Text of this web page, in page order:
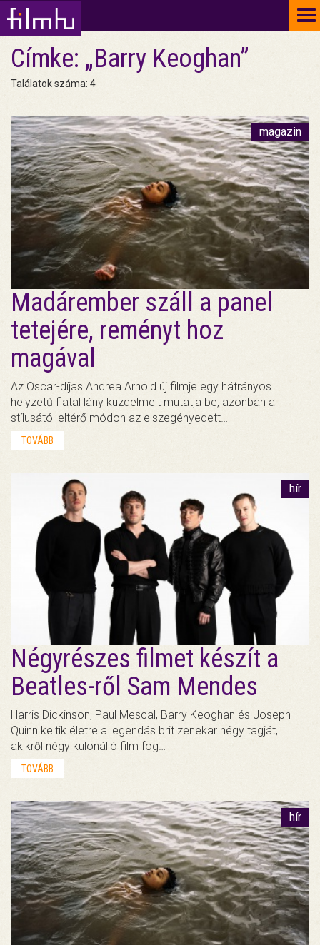
Címke: „Barry Keoghan”
Találatok száma: 4
magazin
Madárember száll a panel
tetejére, reményt hoz
magával
Az Oscar-díjas Andrea Arnold új filmje egy hátrányos
helyzetű fiatal lány küzdelmeit mutatja be, azonban a
stílusától eltérő módon az elszegényedett…
TOVÁBB
hír
Négyrészes filmet készít a
Beatles-ről Sam Mendes
Harris Dickinson, Paul Mescal, Barry Keoghan és Joseph
Quinn keltik életre a legendás brit zenekar négy tagját,
akikről négy különálló film fog…
TOVÁBB
hír